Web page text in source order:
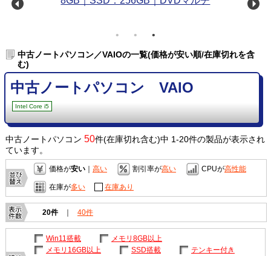
中古ノートパソコン／VAIOの一覧(価格が安い順/在庫切れを含
む)
中古ノートパソコン VAIO
Intel Core i5
中古ノートパソコン 50件(在庫切れ含む)中 1-20件の製品が表示され
ています。
価格が安い｜ 高い 割引率が高い CPUが高性能
在庫が多い 在庫あり
20件 ｜ 40件
Win11搭載
メモリ8GB以上
メモリ16GB以上
SSD搭載
テンキー付き